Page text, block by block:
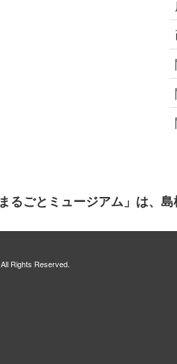
まるごとミュージアム」は、
Rights Reserved.